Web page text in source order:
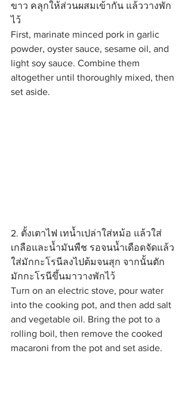
ขาว คลุกให้ส่วนผสมเข้ากัน แล้ววางพัก
ไว้
First, marinate minced pork in garlic
powder, oyster sauce, sesame oil, and
light soy sauce. Combine them
altogether until thoroughly mixed, then
set aside.
2. ตั้งเตาไฟ เทน้ำเปล่าใส่หม้อ แล้วใส่
เกลือและน้ำมันพืช รอจนน้ำเดือดจัดแล้ว
ใส่มักกะโรนีลงไปต้มจนสุก จากนั้นตัก
มักกะโรนีขึ้นมาวางพักไว้
Turn on an electric stove, pour water
into the cooking pot, and then add salt
and vegetable oil. Bring the pot to a
rolling boil, then remove the cooked
macaroni from the pot and set aside.